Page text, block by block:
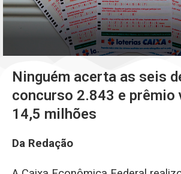
Ninguém acerta as seis
concurso 2.843 e prêmio
14,5 milhões
Da Redação